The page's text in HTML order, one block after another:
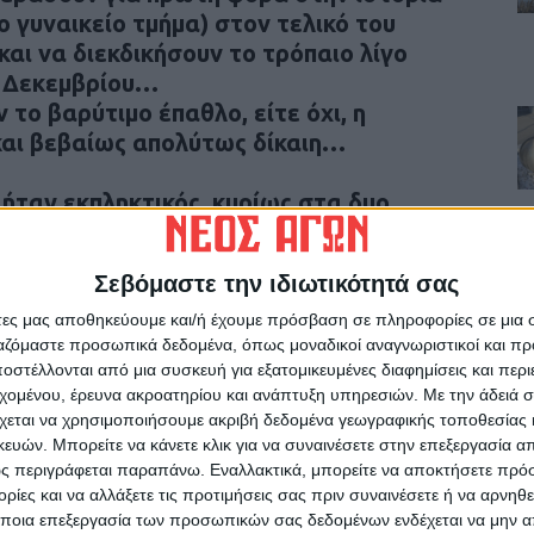
Σεβόμαστε την ιδιωτικότητά σας
μας αποθηκεύουμε και/ή έχουμε πρόσβαση σε πληροφορίες σε
προσωπικά δεδομένα, όπως μοναδικοί αναγνωριστικοί και
από μια συσκευή για εξατομικευμένες διαφημίσεις και
έρευνα ακροατηρίου και ανάπτυξη υπηρεσιών. Με την άδειά
να χρησιμοποιήσουμε ακριβή δεδομένα γεωγραφικής τοποθεσίας
Μπορείτε να κάνετε κλικ για να συναινέσετε στην επεξεργασία
περιγράφεται παραπάνω. Εναλλακτικά, μπορείτε να αποκτήσετε
και να αλλάξετε τις προτιμήσεις σας πριν συναινέσετε ή να
επεξεργασία των προσωπικών σας δεδομένων ενδέχεται να μην
τμήμα) στον τελικό του
να διεκδικήσουν το τρόπαιο λίγο
Δεκεμβρίου…
βαρύτιμο έπαθλο, είτε όχι, η
βεβαίως απολύτως δίκαιη…
εκπληκτικός, κυρίως στα δυο
σούπερ εμφάνιση! Η ομάδα
έχοντας σταθερά το προβάδισμα ,
η ομάδα του Αμπελώνα ανέβηκε, τα
με αποτέλεσμα να
με 25-20.Από κει και πέρα
Φάσης με την Αργώ Βόλου, μία ομάδα
με συνοπτικές διαδικασίες 12-25
πανηγυρικά στην νίκη με 1-
της διοργάνωσης για πρώτη
στο κύπελλο η Γυναικεία